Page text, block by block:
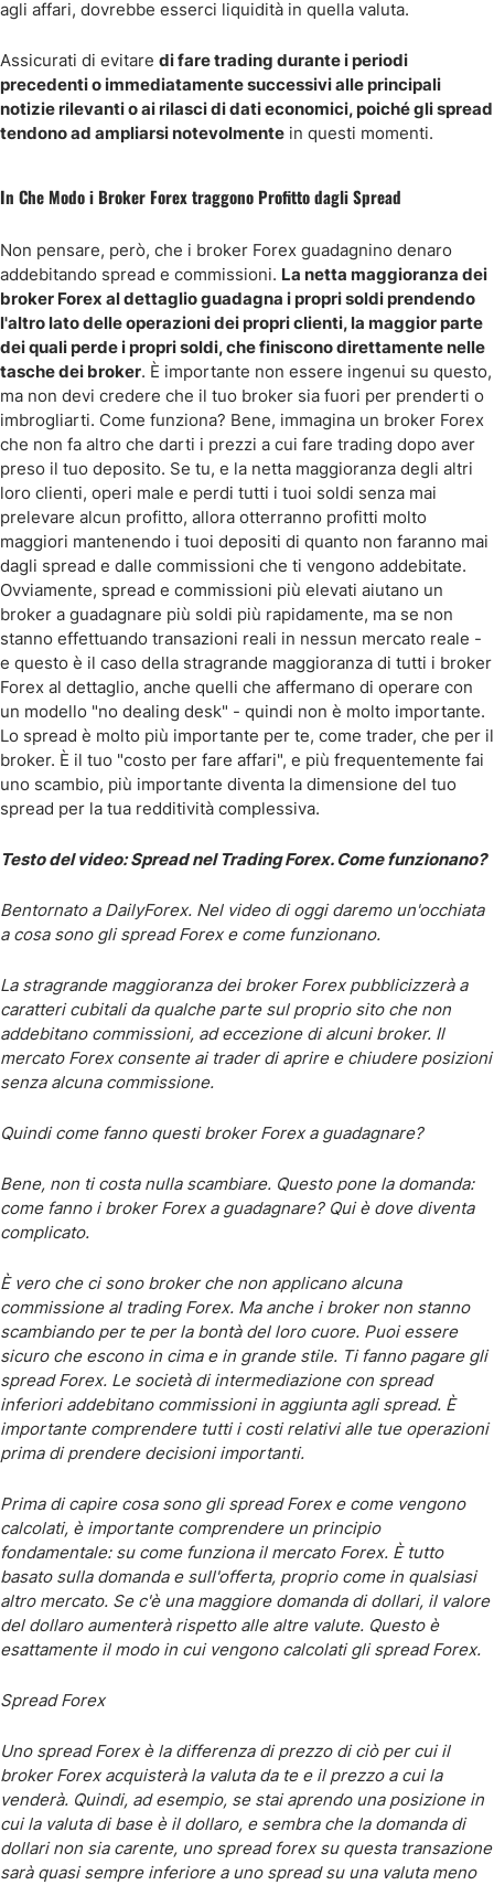
agli affari, dovrebbe esserci liquidità in quella valuta.
Assicurati di evitare di fare trading durante i periodi
precedenti o immediatamente successivi alle principali
notizie rilevanti o ai rilasci di dati economici, poiché gli spread
tendono ad ampliarsi notevolmente in questi momenti.
In Che Modo i Broker Forex traggono Profitto dagli Spread
Non pensare, però, che i broker Forex guadagnino denaro
addebitando spread e commissioni. La netta maggioranza dei
broker Forex al dettaglio guadagna i propri soldi prendendo
l'altro lato delle operazioni dei propri clienti, la maggior parte
dei quali perde i propri soldi, che finiscono direttamente nelle
tasche dei broker. È importante non essere ingenui su questo,
ma non devi credere che il tuo broker sia fuori per prenderti o
imbrogliarti. Come funziona? Bene, immagina un broker Forex
che non fa altro che darti i prezzi a cui fare trading dopo aver
preso il tuo deposito. Se tu, e la netta maggioranza degli altri
loro clienti, operi male e perdi tutti i tuoi soldi senza mai
prelevare alcun profitto, allora otterranno profitti molto
maggiori mantenendo i tuoi depositi di quanto non faranno mai
dagli spread e dalle commissioni che ti vengono addebitate.
Ovviamente, spread e commissioni più elevati aiutano un
broker a guadagnare più soldi più rapidamente, ma se non
stanno effettuando transazioni reali in nessun mercato reale -
e questo è il caso della stragrande maggioranza di tutti i broker
Forex al dettaglio, anche quelli che affermano di operare con
un modello "no dealing desk" - quindi non è molto importante.
Lo spread è molto più importante per te, come trader, che per il
broker. È il tuo "costo per fare affari", e più frequentemente fai
uno scambio, più importante diventa la dimensione del tuo
spread per la tua redditività complessiva.
Testo del video: Spread nel Trading Forex. Come funzionano?
Bentornato a DailyForex. Nel video di oggi daremo un'occhiata
a cosa sono gli spread Forex e come funzionano.
La stragrande maggioranza dei broker Forex pubblicizzerà a
caratteri cubitali da qualche parte sul proprio sito che non
addebitano commissioni, ad eccezione di alcuni broker. Il
mercato Forex consente ai trader di aprire e chiudere posizioni
senza alcuna commissione.
Quindi come fanno questi broker Forex a guadagnare?
Bene, non ti costa nulla scambiare. Questo pone la domanda:
come fanno i broker Forex a guadagnare? Qui è dove diventa
complicato.
È vero che ci sono broker che non applicano alcuna
commissione al trading Forex. Ma anche i broker non stanno
scambiando per te per la bontà del loro cuore. Puoi essere
sicuro che escono in cima e in grande stile. Ti fanno pagare gli
spread Forex. Le società di intermediazione con spread
inferiori addebitano commissioni in aggiunta agli spread. È
importante comprendere tutti i costi relativi alle tue operazioni
prima di prendere decisioni importanti.
Prima di capire cosa sono gli spread Forex e come vengono
calcolati, è importante comprendere un principio
fondamentale: su come funziona il mercato Forex. È tutto
basato sulla domanda e sull'offerta, proprio come in qualsiasi
altro mercato. Se c'è una maggiore domanda di dollari, il valore
del dollaro aumenterà rispetto alle altre valute. Questo è
esattamente il modo in cui vengono calcolati gli spread Forex.
Spread Forex
Uno spread Forex è la differenza di prezzo di ciò per cui il
broker Forex acquisterà la valuta da te e il prezzo a cui la
venderà. Quindi, ad esempio, se stai aprendo una posizione in
cui la valuta di base è il dollaro, e sembra che la domanda di
dollari non sia carente, uno spread forex su questa transazione
sarà quasi sempre inferiore a uno spread su una valuta meno